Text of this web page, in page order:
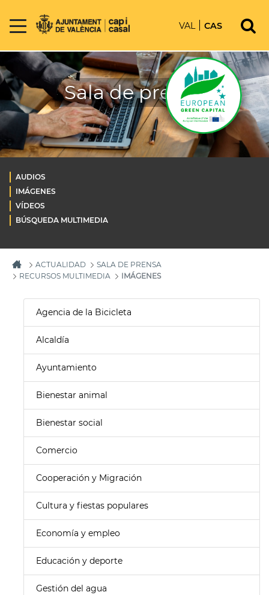
VAL CAS
Sala de prensa
AUDIOS
IMÁGENES
VÍDEOS
BÚSQUEDA MULTIMEDIA
ACTUALIDAD
SALA DE PRENSA
RECURSOS MULTIMEDIA
IMÁGENES
Agencia de la Bicicleta
Alcaldía
Ayuntamiento
Bienestar animal
Bienestar social
Comercio
Cooperación y Migración
Cultura y fiestas populares
Economía y empleo
Educación y deporte
Gestión del agua